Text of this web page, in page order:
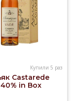
Купили 5 раз
Castarede
40% in Box